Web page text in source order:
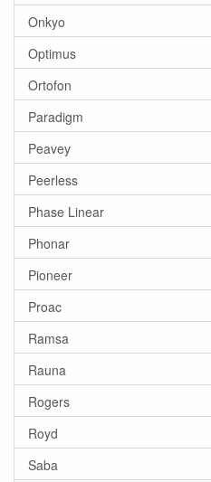
Onkyo
Optimus
Ortofon
Paradigm
Peavey
Peerless
Phase Linear
Phonar
Pioneer
Proac
Ramsa
Rauna
Rogers
Royd
Saba